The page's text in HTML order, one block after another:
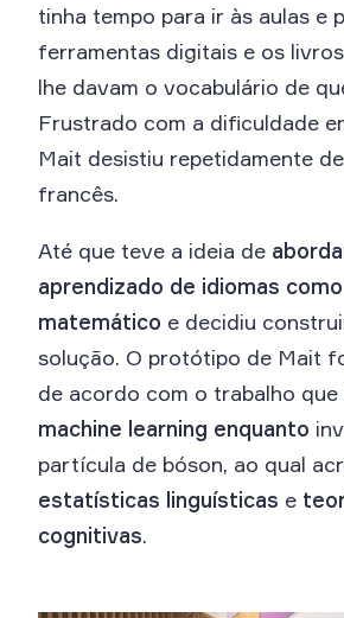
tinha tempo para ir às aulas e
ferramentas digitais e os
lhe davam o vocabulário de
Frustrado com a dificuldade
Mait desistiu repetidamente
francês.
Até que teve a ideia de
aprendizado de idiomas
matemático e decidiu
solução. O protótipo de Mait
de acordo com o trabalho
machine learning enquanto
partícula de bóson, ao qual
estatísticas linguísticas e
cognitivas.